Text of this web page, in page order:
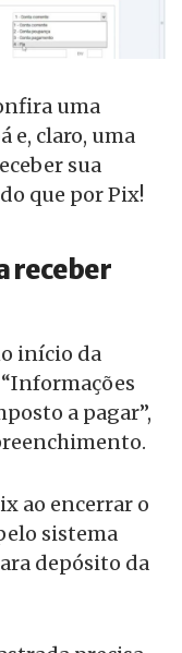
uma
e, claro, uma
sua
que por Pix!
receber
início da
a pagar”,
ao encerrar o
sistema
depósito da